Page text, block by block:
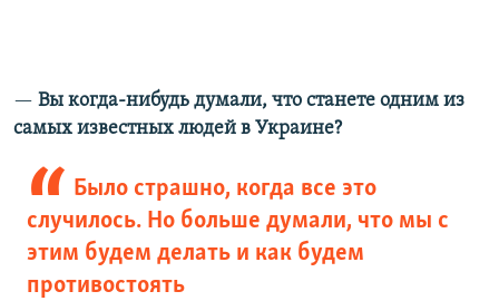
— Вы когда-нибудь думали, что станете одним из
самых известных людей в Украине?
Было страшно, когда все это
случилось. Но больше думали, что мы с
этим будем делать и как будем
противостоять